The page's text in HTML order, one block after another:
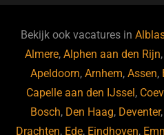
b
o
o
k
d
s
a
m
ky
n
Bekijk ook vacatures in
Almere,Alphen aan den Rijn
Apeldoorn,Arnhem,Assen,
Capelle aan den IJssel ,
Bosch, Den Haag, Deventer,
Drachten, Ede, Eindhoven,